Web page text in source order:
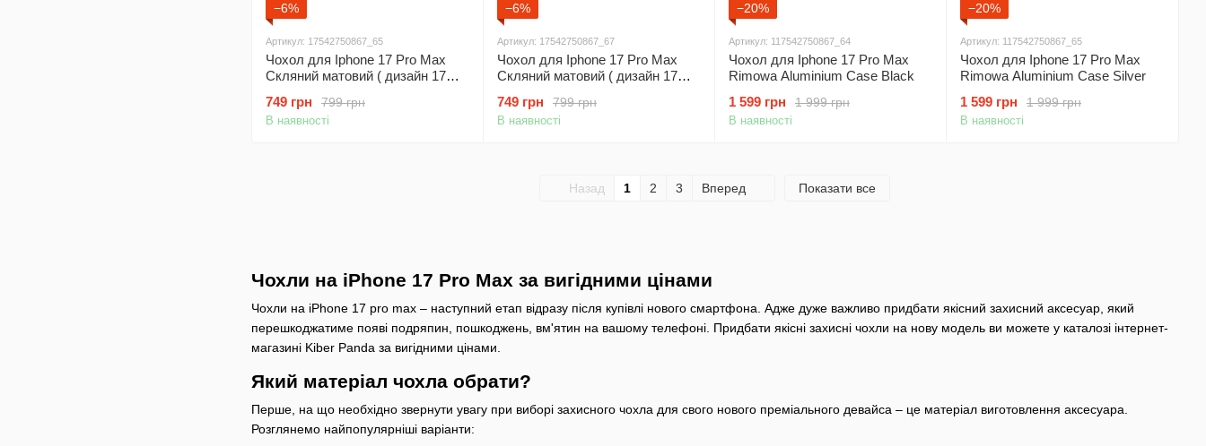
Чохли на iPhone 17 Pro Max за вигідними цінами
Чохли на iPhone 17 pro max – наступний етап відразу після купівлі нового смартфона. Адже дуже важливо придбати якісний захисний аксесуар, який
перешкоджатиме появі подряпин, пошкоджень, вм'ятин на вашому телефоні. Придбати якісні захисні чохли на нову модель ви можете у каталозі інтернет-
магазині Kiber Panda за вигідними цінами.
Який матеріал чохла обрати?
Перше, на що необхідно звернути увагу при виборі захисного чохла для свого нового преміального девайса – це матеріал виготовлення аксесуара.
Розглянемо найпопулярніші варіанти:
−6%
Артикул: 17542750867_65
Чохол для Iphone 17 Pro Max
Скляний матовий ( дизайн 17
AG Glass MagSafe Case Blue
799 грн
749 грн
В наявності
−6%
Артикул: 17542750867_67
Чохол для Iphone 17 Pro Max
Скляний матовий ( дизайн 17
AG Glass MagSafe Case Orange
799 грн
749 грн
В наявності
−20%
Артикул: 117542750867_64
Чохол для Iphone 17 Pro Max
Rimowa Aluminium Case Black
1 999 грн
1 599 грн
В наявності
−20%
Артикул: 117542750867_65
Чохол для Iphone 17 Pro Max
Rimowa Aluminium Case Silver
1 999 грн
1 599 грн
В наявності
Назад 1 2 3 Вперед Показати все